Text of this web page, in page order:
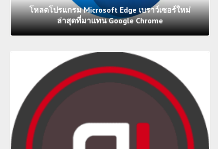
โหลดโปรแกรม Microsoft Edge เบราว์เซอร์ใหม่
ล่าสุดที่มาแทน Google Chrome